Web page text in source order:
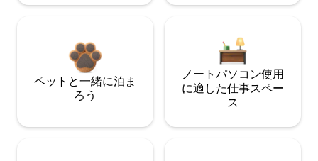
ペットと一緒に泊ま
ろう
ノートパソコン使用
に適した仕事スペー
ス